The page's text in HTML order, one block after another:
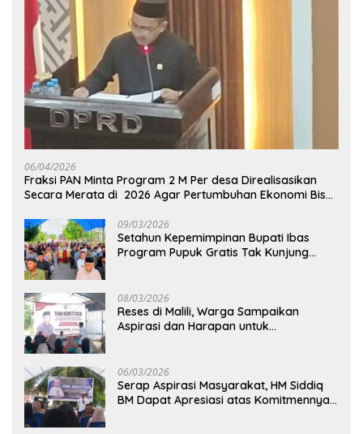
06/04/2026
Fraksi PAN Minta Program 2 M Per desa Direalisasikan
Secara Merata di 2026 Agar Pertumbuhan Ekonomi Bisa
09/03/2026
Setahun Kepemimpinan Bupati Ibas
Program Pupuk Gratis Tak Kunjung
08/03/2026
Reses di Malili, Warga Sampaikan
Aspirasi dan Harapan untuk
06/03/2026
Serap Aspirasi Masyarakat, HM Siddiq
BM Dapat Apresiasi atas Komitmennya